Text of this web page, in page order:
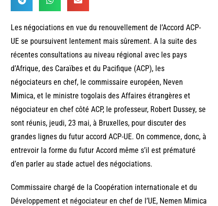
Les négociations en vue du renouvellement de l’Accord ACP-
UE se poursuivent lentement mais sûrement. A la suite des
récentes consultations au niveau régional avec les pays
d’Afrique, des Caraïbes et du Pacifique (ACP), les
négociateurs en chef, le commissaire européen, Neven
Mimica, et le ministre togolais des Affaires étrangères et
négociateur en chef côté ACP, le professeur, Robert Dussey, se
sont réunis, jeudi, 23 mai, à Bruxelles, pour discuter des
grandes lignes du futur accord ACP-UE. On commence, donc, à
entrevoir la forme du futur Accord même s’il est prématuré
d’en parler au stade actuel des négociations.
Commissaire chargé de la Coopération internationale et du
Développement et négociateur en chef de l’UE, Nemen Mimica